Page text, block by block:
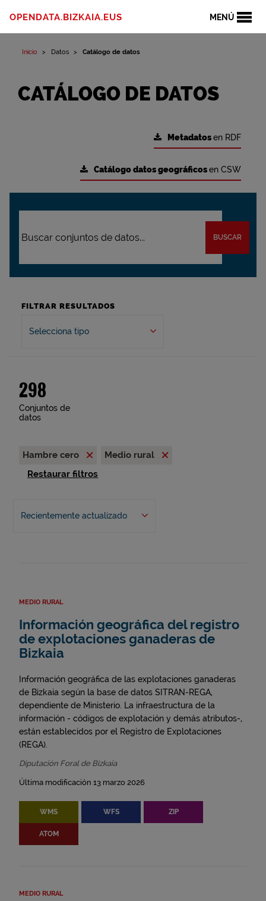
MENÚ
OPENDATA.BIZKAIA.EUS
Inicio Datos Catálogo de datos
CATÁLOGO DE DATOS
Metadatosen RDF
Catálogo datos geográficosen CSW
BUSCAR
FILTRAR RESULTADOS
Selecciona tipo
298
Conjuntos de
datos
Hambre cero
Medio rural
Restaurar filtros
Recientemente actualizado
MEDIO RURAL
Información geográfica del registro
de explotaciones ganaderas de
Bizkaia
Información geográfica de las explotaciones ganaderas
de Bizkaia según la base de datos SITRAN-REGA,
dependiente de Ministerio. La infraestructura de la
información - códigos de explotación y demás atributos-,
están establecidos por el Registro de Explotaciones
(REGA).
Diputación Foral de Bizkaia
Última modificación 13 marzo 2026
WMS WFS ZIP
ATOM
MEDIO RURAL